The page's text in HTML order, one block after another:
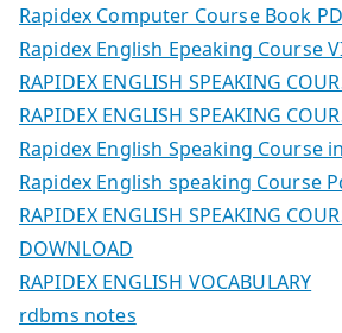
Rapidex Computer Course Book
Rapidex English Epeaking Course
RAPIDEX ENGLISH SPEAKING
RAPIDEX ENGLISH SPEAKING
Rapidex English Speaking Course
Rapidex English speaking Course
RAPIDEX ENGLISH SPEAKING
DOWNLOAD
RAPIDEX ENGLISH VOCABULARY
rdbms notes